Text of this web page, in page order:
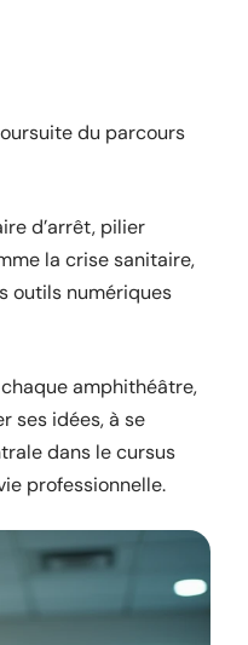
du parcours
d’arrêt, pilier
la crise sanitaire,
outils numériques
amphithéâtre,
ses idées, à se
dans le cursus
professionnelle.